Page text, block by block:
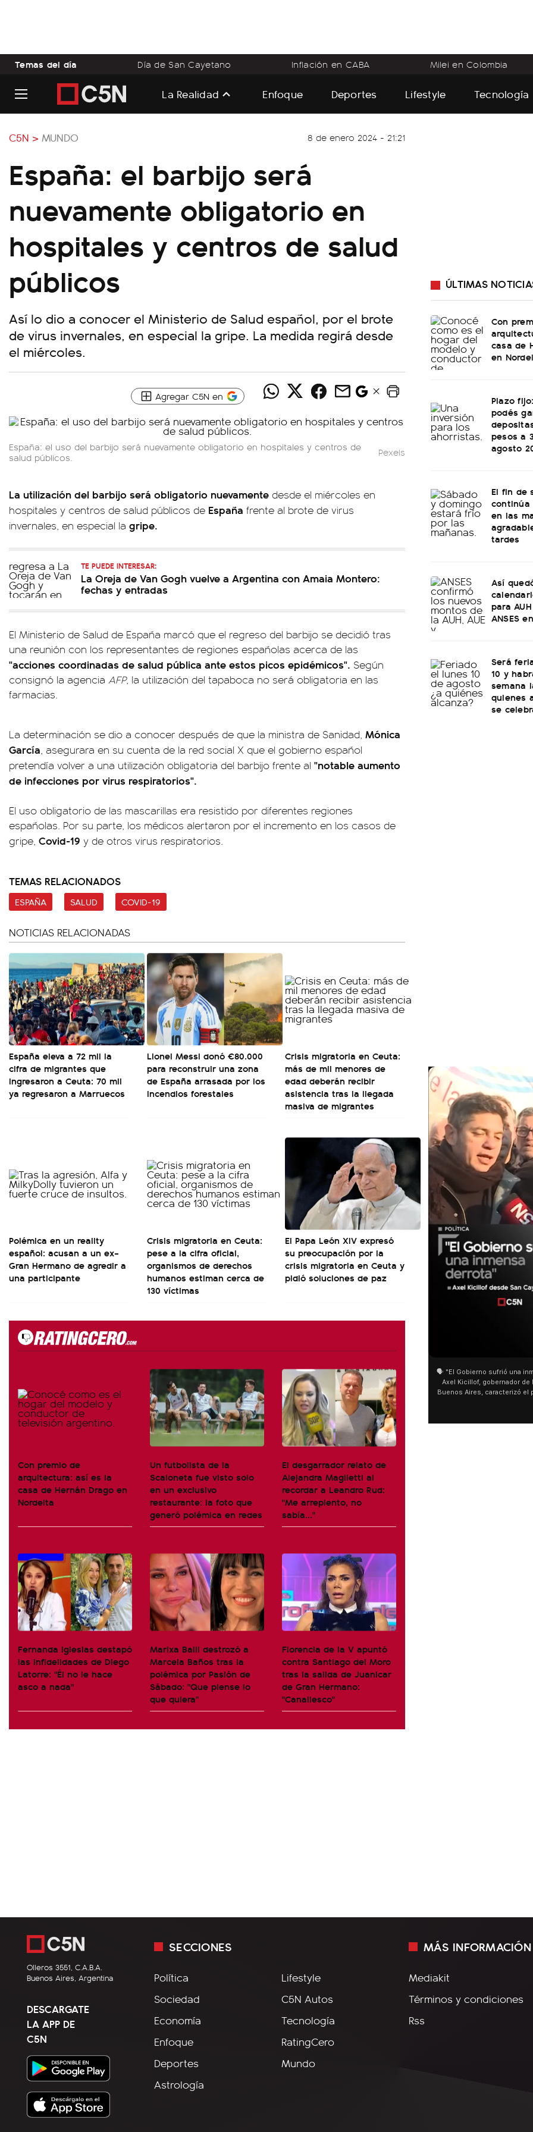
Temas del día Día de San Cayetano Inflación en CABA Milei en Colombia
La Realidad Enfoque Deportes Lifestyle Tecnología
C5N > MUNDO 8 de enero 2024 - 21:21
España: el barbijo será
nuevamente obligatorio en
hospitales y centros de salud
públicos
Así lo dio a conocer el Ministerio de Salud español, por el brote
de virus invernales, en especial la gripe. La medida regirá desde
el miércoles.
Agregar C5N en
España: el uso del barbijo será nuevamente obligatorio en hospitales y centros de
salud públicos.
Pexels
La utilización del barbijo será obligatorio nuevamente desde el miércoles en
hospitales y centros de salud públicos de España frente al brote de virus
invernales, en especial la gripe.
TE PUEDE INTERESAR:
La Oreja de Van Gogh vuelve a Argentina con Amaia Montero:
fechas y entradas
El Ministerio de Salud de España marcó que el regreso del barbijo se decidió tras
una reunión con los representantes de regiones españolas acerca de las
"acciones coordinadas de salud pública ante estos picos epidémicos". Según
consignó la agencia AFP, la utilización del tapaboca no será obligatoria en las
farmacias.
La determinación se dio a conocer después de que la ministra de Sanidad, Mónica
García, asegurara en su cuenta de la red social X que el gobierno español
pretendía volver a una utilización obligatoria del barbijo frente al "notable aumento
de infecciones por virus respiratorios".
El uso obligatorio de las mascarillas era resistido por diferentes regiones
españolas. Por su parte, los médicos alertaron por el incremento en los casos de
gripe, Covid-19 y de otros virus respiratorios.
TEMAS RELACIONADOS
ESPAÑA SALUD COVID-19
NOTICIAS RELACIONADAS
España eleva a 72 mil la
cifra de migrantes que
ingresaron a Ceuta: 70 mil
ya regresaron a Marruecos
Lionel Messi donó €80.000
para reconstruir una zona
de España arrasada por los
incendios forestales
Crisis migratoria en Ceuta:
más de mil menores de
edad deberán recibir
asistencia tras la llegada
masiva de migrantes
Polémica en un reality
español: acusan a un ex–
Gran Hermano de agredir a
una participante
Crisis migratoria en Ceuta:
pese a la cifra oficial,
organismos de derechos
humanos estiman cerca de
130 víctimas
El Papa León XIV expresó
su preocupación por la
crisis migratoria en Ceuta y
pidió soluciones de paz
Con premio de
arquitectura: así es la
casa de Hernán Drago en
Nordelta
Un futbolista de la
Scaloneta fue visto solo
en un exclusivo
restaurante: la foto que
generó polémica en redes
El desgarrador relato de
Alejandra Maglietti al
recordar a Leandro Rud:
"Me arrepiento, no
sabía..."
Fernanda Iglesias destapó
las infidelidades de Diego
Latorre: "Él no le hace
asco a nada"
Marixa Balli destrozó a
Marcela Baños tras la
polémica por Pasión de
Sábado: "Que piense lo
que quiera"
Florencia de la V apuntó
contra Santiago del Moro
tras la salida de Juanicar
de Gran Hermano:
"Canallesco"
ÚLTIMAS
Con
casa de
en
Plazo
podés
pesos a
agosto
El fin de
en las
tardes
Así
para
ANSES
Será
10 y
semana
quienes
se
🗣️ "El Gobierno sufrió una inmensa derrota" 🎙️
Axel Kicillof, gobernador de la Provincia de
Buenos Aires, caracterizó el proyecto de Ley
de Inviolabilidad de la Propiedad Privada
como "una lista sábana con temas nefastos"
y destacó "la movilización popular". 📌 La
declaración fue desde el santuario de San
Cayetano, donde también advirtió que "la
Olleros 3551, C.A.B.A.
Buenos Aires, Argentina
DESCARGATE
LA APP DE
C5N
SECCIONES
Política
Sociedad
Economía
Enfoque
Deportes
Astrología
Lifestyle
C5N Autos
Tecnología
RatingCero
Mundo
MÁS INFORMACIÓN
Mediakit
Términos y condiciones
Rss